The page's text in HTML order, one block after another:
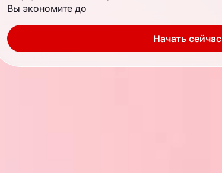
Вы экономите до
Начать сейчас